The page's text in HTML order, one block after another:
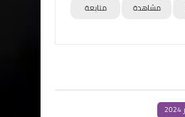
مشاهدة متابعة